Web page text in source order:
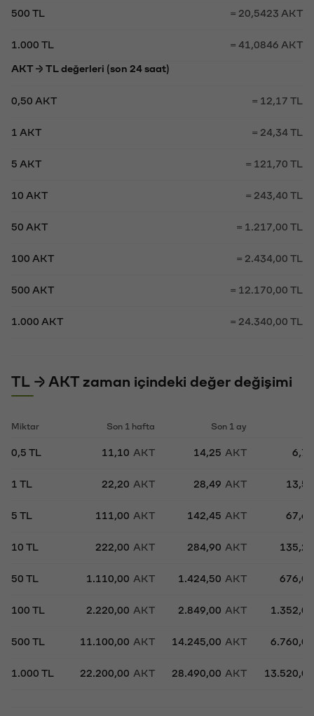
500 TL = 20,5423 AKT
1.000 TL = 41,0846 AKT
AKT → TL değerleri (son 24 saat)
0,50 AKT = 12,17 TL
1 AKT = 24,34 TL
5 AKT = 121,70 TL
10 AKT = 243,40 TL
50 AKT = 1.217,00 TL
100 AKT = 2.434,00 TL
500 AKT = 12.170,00 TL
1.000 AKT = 24.340,00 TL
TL → AKT zaman içindeki değer değişimi
Miktar Son 1 hafta Son 1 ay
0,5 TL 11,10 AKT 14,25 AKT
1 TL 22,20 AKT 28,49 AKT
5 TL 111,00 AKT 142,45 AKT
10 TL 222,00 AKT 284,90 AKT
50 TL 1.110,00 AKT 1.424,50 AKT
100 TL 2.220,00 AKT 2.849,00 AKT
500 TL 11.100,00 AKT 14.245,00 AKT
1.000 TL 22.200,00 AKT 28.490,00 AKT